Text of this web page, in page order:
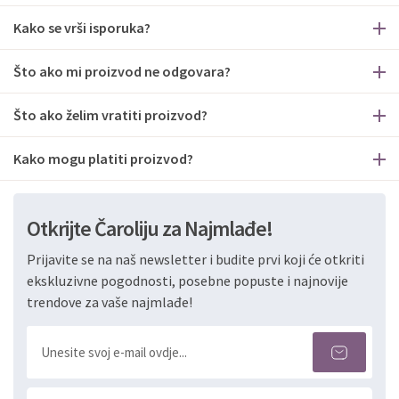
Kako se vrši isporuka?
Što ako mi proizvod ne odgovara?
Što ako želim vratiti proizvod?
Kako mogu platiti proizvod?
Otkrijte Čaroliju za Najmlađe!
Prijavite se na naš newsletter i budite prvi koji će otkriti
ekskluzivne pogodnosti, posebne popuste i najnovije
trendove za vaše najmlađe!